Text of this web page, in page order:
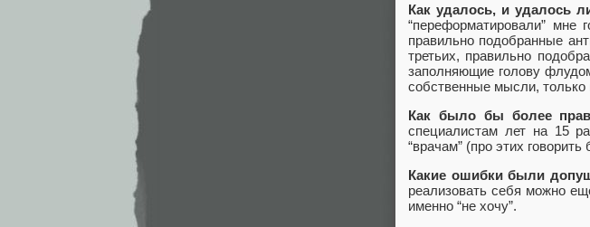
Как удалось, и удалось
“переформатировали”
правильно подобранные
третьих, правильно
заполняющие голову
собственные мысли,
Как было бы более
специалистам лет на 15
“врачам” (про этих
Какие ошибки были
реализовать себя можно
именно “не хочу”.